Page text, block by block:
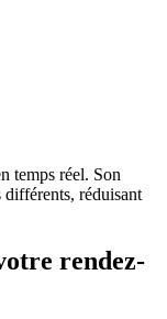
temps réel. Son
réduisant
rendez-